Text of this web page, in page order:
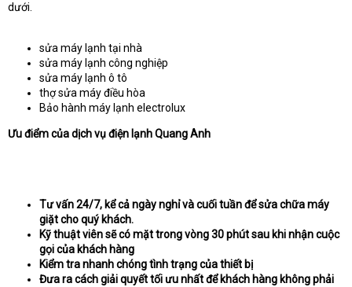
dưới.
sửa máy lạnh tại nhà
sửa máy lạnh công nghiệp
sửa máy lạnh ô tô
thợ sửa máy điều hòa
Bảo hành máy lạnh electrolux
Ưu điểm của dịch vụ điện lạnh Quang Anh
Tư vấn 24/7, kể cả ngày nghỉ và cuối tuần để sửa chữa máy
giặt cho quý khách.
Kỹ thuật viên sẽ có mặt trong vòng 30 phút sau khi nhận cuộc
gọi của khách hàng
Kiểm tra nhanh chóng tình trạng của thiết bị
Đưa ra cách giải quyết tối ưu nhất để khách hàng không phải